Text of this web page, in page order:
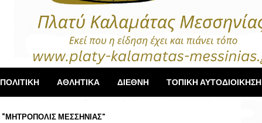
ΠΟΛΙΤΙΚΗ ΑΘΛΗΤΙΚΑ ΔΙΕΘΝΗ ΤΟΠΙΚΗ ΑΥΤΟΔΙΟΙΚΗΣΗ
ΜΗΤΡΟΠΟΛΙΣ ΜΕΣΣΗΝΙΑΣ